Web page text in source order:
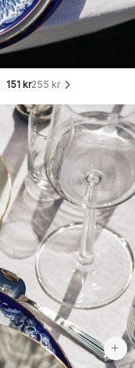
151 kr255 kr